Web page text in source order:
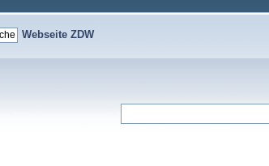
Webseite ZDW